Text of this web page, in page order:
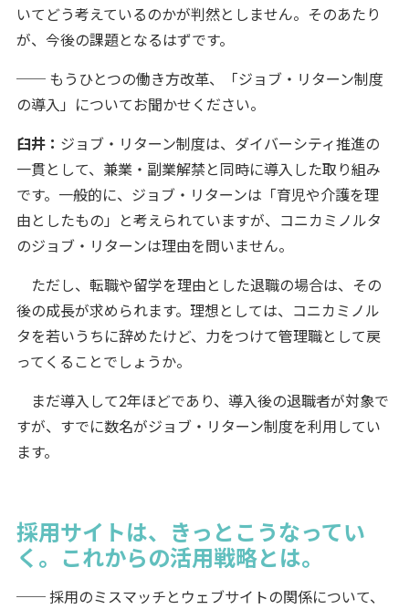
いてどう考えているのかが判然としません。そのあたり
が、今後の課題となるはずです。
── もうひとつの働き方改革、「ジョブ・リターン制度
の導入」についてお聞かせください。
臼井： ジョブ・リターン制度は、ダイバーシティ推進の
一貫として、兼業・副業解禁と同時に導入した取り組み
です。一般的に、ジョブ・リターンは「育児や介護を理
由としたもの」と考えられていますが、コニカミノルタ
のジョブ・リターンは理由を問いません。
ただし、転職や留学を理由とした退職の場合は、その
後の成長が求められます。理想としては、コニカミノル
タを若いうちに辞めたけど、力をつけて管理職として戻
ってくることでしょうか。
まだ導入して2年ほどであり、導入後の退職者が対象で
すが、すでに数名がジョブ・リターン制度を利用してい
ます。
採用サイトは、きっとこうなってい
く。これからの活用戦略とは。
── 採用のミスマッチとウェブサイトの関係について、